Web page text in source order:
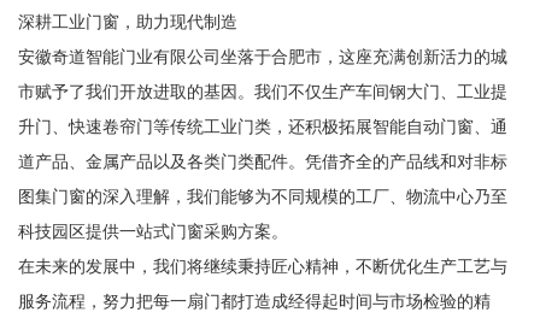
深耕工业门窗，助力现代制造
安徽奇道智能门业有限公司坐落于合肥市，这座充满创新活力的城
市赋予了我们开放进取的基因。我们不仅生产车间钢大门、工业提
升门、快速卷帘门等传统工业门类，还积极拓展智能自动门窗、通
道产品、金属产品以及各类门类配件。凭借齐全的产品线和对非标
图集门窗的深入理解，我们能够为不同规模的工厂、物流中心乃至
科技园区提供一站式门窗采购方案。
在未来的发展中，我们将继续秉持匠心精神，不断优化生产工艺与
服务流程，努力把每一扇门都打造成经得起时间与市场检验的精